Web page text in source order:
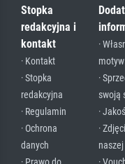
Stopka
redakcyjna i
kontakt
· Kontakt
· Stopka
redakcyjna
· Regulamin
· Ochrona
danych
·
motyw
·
swoją
·
·